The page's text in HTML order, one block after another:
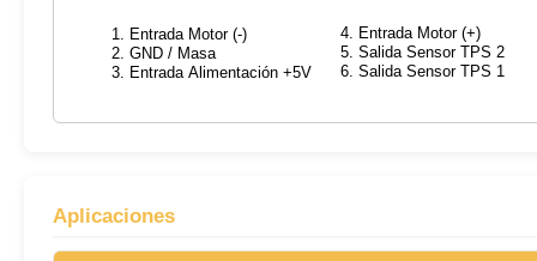
Aplicaciones